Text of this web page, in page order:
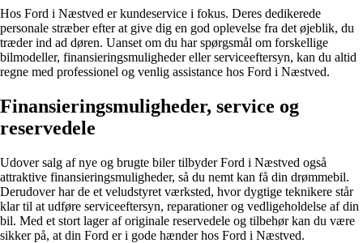
Hos Ford i Næstved er kundeservice i fokus. Deres dedikerede
personale stræber efter at give dig en god oplevelse fra det øjeblik, du
træder ind ad døren. Uanset om du har spørgsmål om forskellige
bilmodeller, finansieringsmuligheder eller serviceeftersyn, kan du altid
regne med professionel og venlig assistance hos Ford i Næstved.
Finansieringsmuligheder, service og
reservedele
Udover salg af nye og brugte biler tilbyder Ford i Næstved også
attraktive finansieringsmuligheder, så du nemt kan få din drømmebil.
Derudover har de et veludstyret værksted, hvor dygtige teknikere står
klar til at udføre serviceeftersyn, reparationer og vedligeholdelse af din
bil. Med et stort lager af originale reservedele og tilbehør kan du være
sikker på, at din Ford er i gode hænder hos Ford i Næstved.